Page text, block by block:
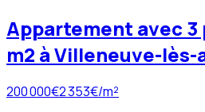
Appartement avec 3
m2 à Villeneuve-
200 000€2 353€/m²